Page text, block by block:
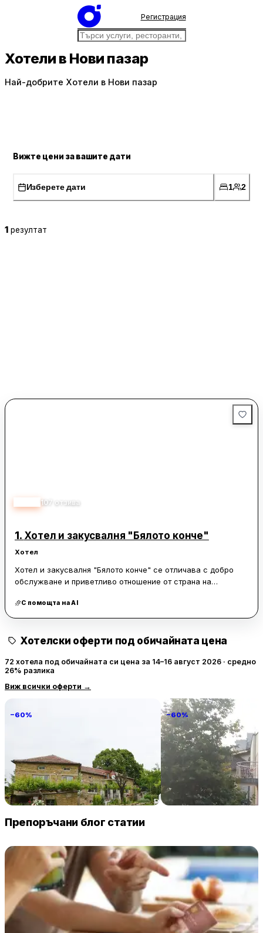
Регистрация
Хотели в Нови пазар
Най-добрите Хотели в Нови пазар
Вижте цени за вашите дати
Изберете дати 1 2
1 резултат
107 отзива
1. Хотел и закусвалня "Бялото конче"
Хотел
Хотел и закусвалня "Бялото конче" се отличава с добро
обслужване и приветливо отношение от страна на
Посетителите често споделят, че храната е вкусна и
разнообразна, което прави престоя им още по-приятен.
привлича както нови, така и постоянни клиенти.
Мястото предлага прилични условия за пренощуване, което
го прави подходящо за кратки престои. Въпреки че интернет
връзката не винаги е на ниво, останалите удобства
компенсират този недостатък. Хотелът изисква вход със
зелен сертификат, което гарантира безопасността на
С помощта на AI
Хотелски оферти под обичайната цена
72 хотела под обичайната си цена за 14–16 август 2026 · средно
26% разлика
Виж всички оферти →
−60%
Villa Vin Santo
Винарово 89 € / нощувка
−60%
Familia Fantastiko
Китен 60
Препоръчани блог статии